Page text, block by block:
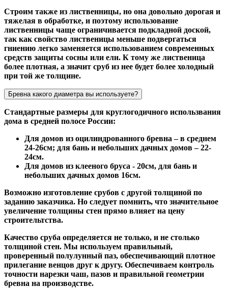
Строим также из лиственницы, но она довольно дорогая и
тяжелая в обработке, и поэтому использование
лиственницы чаще ограничивается подкладной доской,
так как свойство лиственицы меньше подвергаться
гниению легко заменяется использованием современных
средств защиты сосны или ели. К тому же лиственица
более плотная, а значит сруб из нее будет более холодный
при той же толщине.
Бревна какого диаметра вы используете?
Стандартные размеры для круглогодичного использвания
дома в средней полосе России:
Для домов из оцилиндрованного бревна – в среднем
24-26см; для бань и небольших дачных домов – 22-
24см.
Для домов из клееного бруса - 20см, для бань и
небольших дачных домов 16см.
Возможно изготовление срубов с другой толщиной по
заданию заказчика. Но следует помнить, что значительное
увеличение толщины стен прямо влияет на цену
строительтства.
Качество сруба определяется не только, и не столько
толщиной стен. Мы используем правильный,
проверенный полулунный паз, обеспечивающий плотное
прилегание венцов друг к другу. Обеспечиваем контроль
точности нарезки чаш, пазов и правильной геометрии
бревна на производстве.